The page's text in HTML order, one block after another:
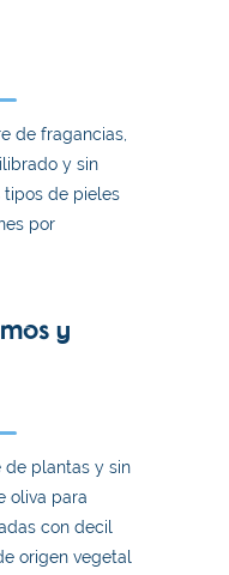
de fragancias,
y sin
de pieles
por
y
de plantas y sin
oliva para
con decil
origen vegetal